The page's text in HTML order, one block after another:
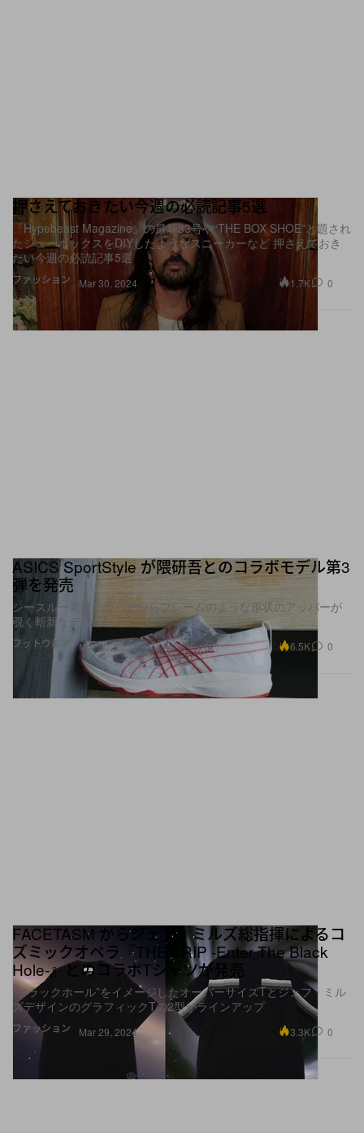
ファッション
押さえておきたい今週の必読記事5選
『Hypebeast Magazine』の最新33号や“THE BOX SHOE”と題され
たシューボックスをDIYしたようなスニーカーなど 押さえておき
たい今週の必読記事5選
Mar 30, 2024 1.7K 0
フットウエア
ASICS SportStyle が隈研吾とのコラボモデル第3
弾を発売
シースルー素材のカバーからフレームのような形状のアッパーが
覗く斬新なデザイン
Mar 30, 2024 6.5K 0
ファッション
FACETASM からジェフ・ミルズ総指揮によるコ
ズミックオペラ『THE TRIP -Enter The Black
Hole-』とのコラボTシャツが発売
“ブラックホール”をイメージしたオーバーサイズTとジェフ・ミル
ズデザインのグラフィックTの2型がラインアップ
Mar 29, 2024 3.3K 0